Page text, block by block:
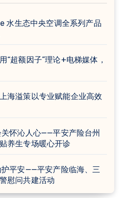
水生态中央空调全系列产品
“超额因子”理论+电梯媒体，
海溢策以专业赋能企业高效
怀沁人心——平安产险台州
养生专场暖心开诊
平安——平安产险临海、三
慰问共建活动